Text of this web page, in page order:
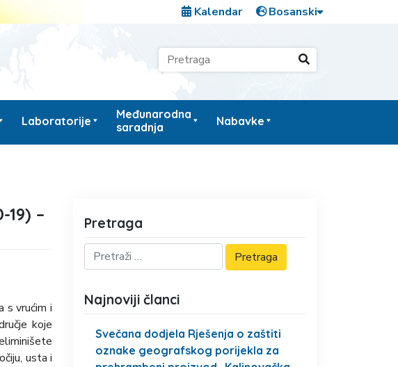
Kalendar
Laboratorije
Međunarodna
saradnja
Nabavke
–
s vrućim i
koje
usta i
Pretraga
Najnoviji članci
Svečana dodjela Rješenja o zaštiti
oznake geografskog porijekla za